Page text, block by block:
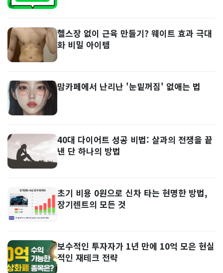
헬스장 없이 근육 만들기? 웨이트 효과 극대
화 비밀 아이템
맘카페에서 난리난 '눈밑꺼짐' 없애는 법
40대 다이어트 성공 비법: 살과의 전쟁을 끝
낸 단 하나의 방법
초기 비용 0원으로 신차 타는 현명한 방법,
장기렌트의 모든 것
보수적인 투자자가 1년 만에 10억 모은 현실
적인 재테크 전략